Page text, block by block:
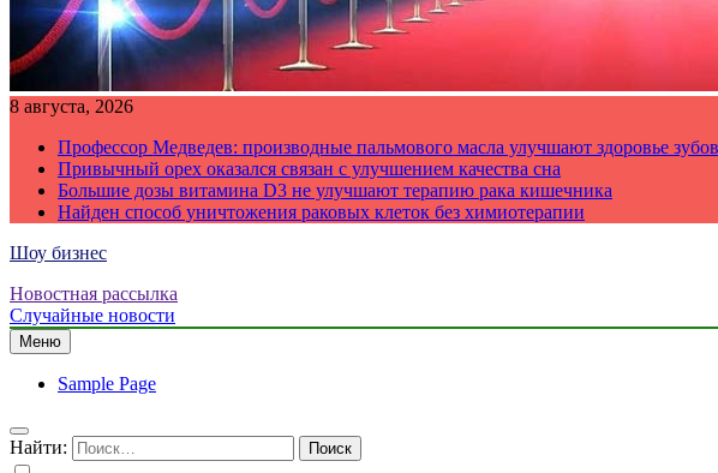
8 августа, 2026
Профессор Медведев: производные пальмового масла улучшают здоровье зубов
Привычный орех оказался связан с улучшением качества сна
Большие дозы витамина D3 не улучшают терапию рака кишечника
Найден способ уничтожения раковых клеток без химиотерапии
Шоу бизнес
Новостная рассылка
Случайные новости
Меню
Sample Page
Найти: